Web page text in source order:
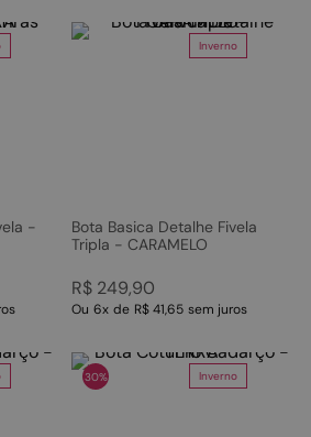
-
Inverno
Bota Basica Detalhe Fivela
Tripla - CARAMELO
R$ 249,90
Ou 6x de R$ 41,65 sem juros
Inverno
30%